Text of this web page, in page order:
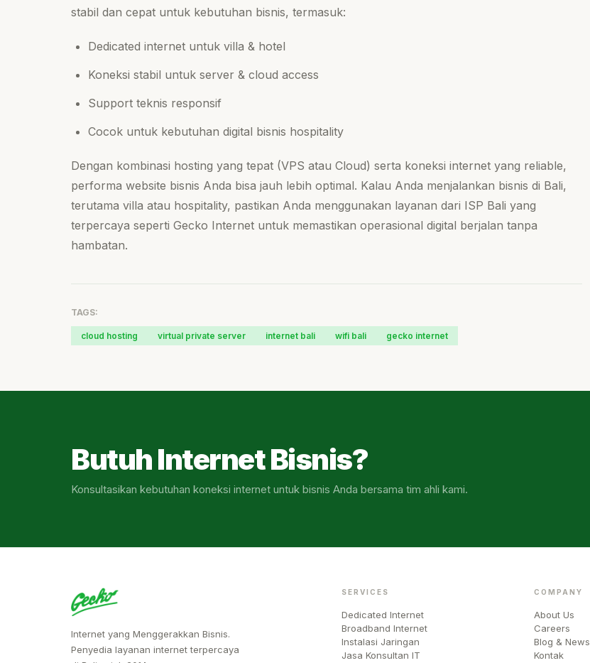
stabil dan cepat untuk kebutuhan bisnis, termasuk:
Dedicated internet untuk villa & hotel
Koneksi stabil untuk server & cloud access
Support teknis responsif
Cocok untuk kebutuhan digital bisnis hospitality
Dengan kombinasi hosting yang tepat (VPS atau Cloud) serta koneksi internet yang reliable,
performa website bisnis Anda bisa jauh lebih optimal. Kalau Anda menjalankan bisnis di Bali,
terutama villa atau hospitality, pastikan Anda menggunakan layanan dari ISP Bali yang
terpercaya seperti Gecko Internet untuk memastikan operasional digital berjalan tanpa
hambatan.
TAGS:
cloud hosting virtual private server internet bali wifi bali gecko internet
Butuh Internet Bisnis?
Konsultasikan kebutuhan koneksi internet untuk bisnis Anda bersama tim ahli kami.
Internet yang Menggerakkan Bisnis.
Penyedia layanan internet terpercaya
SERVICES
Dedicated Internet
Broadband Internet
Instalasi Jaringan
Jasa Konsultan IT
COMPANY
About Us
Careers
Blog & News
Kontak